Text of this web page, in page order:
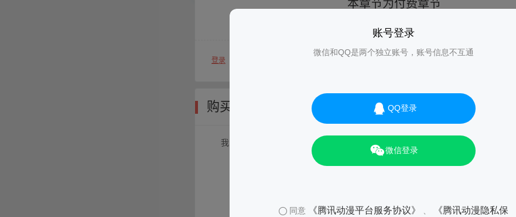
账号登录
微信和QQ是两个独立账号，账号信息不互通
QQ登录
微信登录
同意 《腾讯动漫平台服务协议》
《腾讯动漫隐私保